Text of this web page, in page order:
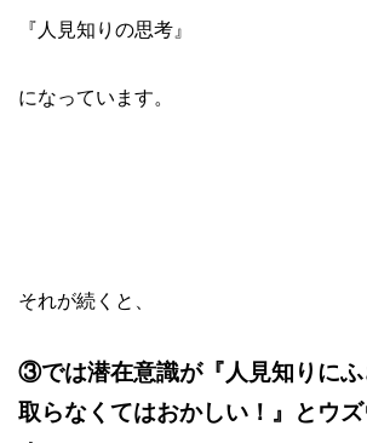
『人見知りの思考』
になっています。
それが続くと、
③では潜在意識が『人見知りに
取らなくてはおかしい！』とウ